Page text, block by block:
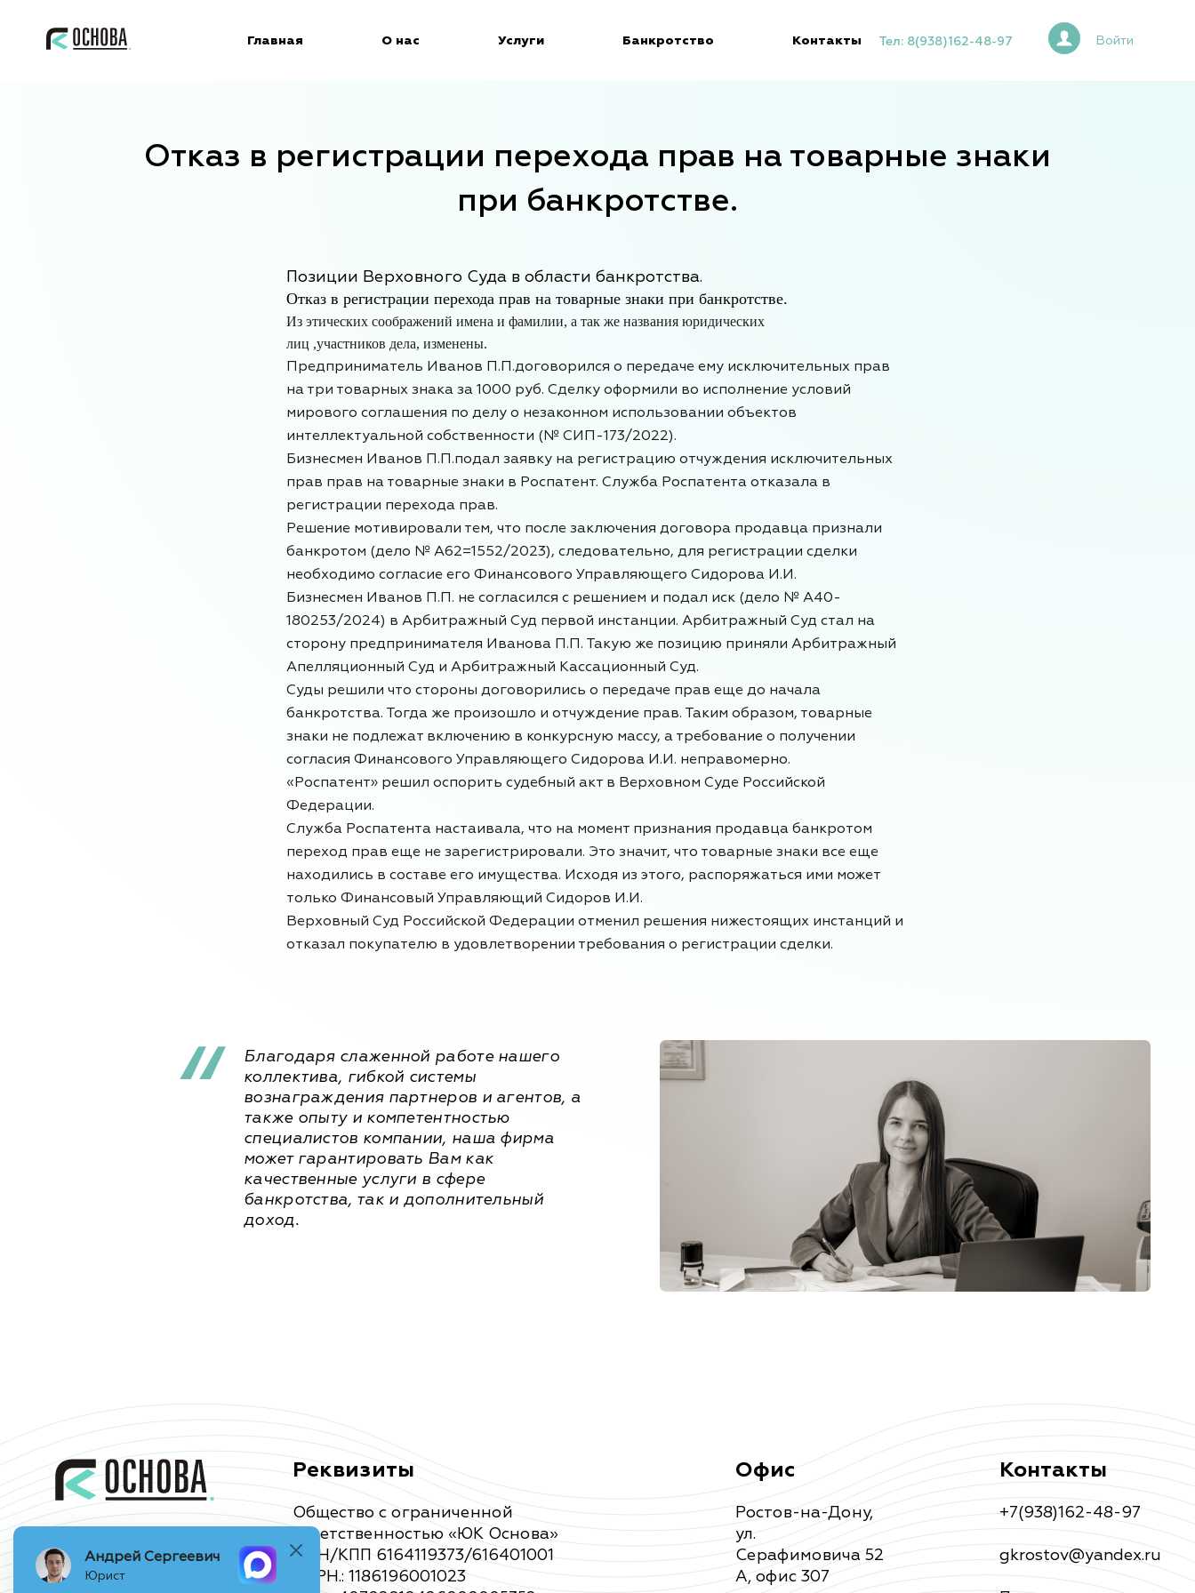
Главная О нас Услуги Банкротство Контакты Тел: 8(938)162-48-97 Войти
Отказ в регистрации перехода прав на товарные знаки
при банкротстве.
Позиции Верховного Суда в области банкротства.
Отказ в регистрации перехода прав на товарные знаки при банкротстве.
Из этических соображений имена и фамилии, а так же названия юридических
лиц ,участников дела, изменены.
Предприниматель Иванов П.П.договорился о передаче ему исключительных прав
на три товарных знака за 1000 руб. Сделку оформили во исполнение условий
мирового соглашения по делу о незаконном использовании объектов
интеллектуальной собственности (№ СИП-173/2022).
Бизнесмен Иванов П.П.подал заявку на регистрацию отчуждения исключительных
прав прав на товарные знаки в Роспатент. Служба Роспатента отказала в
регистрации перехода прав.
Решение мотивировали тем, что после заключения договора продавца признали
банкротом (дело № А62=1552/2023), следовательно, для регистрации сделки
необходимо согласие его Финансового Управляющего Сидорова И.И.
Бизнесмен Иванов П.П. не согласился с решением и подал иск (дело № А40-
180253/2024) в Арбитражный Суд первой инстанции. Арбитражный Суд стал на
сторону предпринимателя Иванова П.П. Такую же позицию приняли Арбитражный
Апелляционный Суд и Арбитражный Кассационный Суд.
Суды решили что стороны договорились о передаче прав еще до начала
банкротства. Тогда же произошло и отчуждение прав. Таким образом, товарные
знаки не подлежат включению в конкурсную массу, а требование о получении
согласия Финансового Управляющего Сидорова И.И. неправомерно.
«Роспатент» решил оспорить судебный акт в Верховном Суде Российской
Федерации.
Служба Роспатента настаивала, что на момент признания продавца банкротом
переход прав еще не зарегистрировали. Это значит, что товарные знаки все еще
находились в составе его имущества. Исходя из этого, распоряжаться ими может
только Финансовый Управляющий Сидоров И.И.
Верховный Суд Российской Федерации отменил решения нижестоящих инстанций и
отказал покупателю в удовлетворении требования о регистрации сделки.
Благодаря слаженной работе нашего
коллектива, гибкой системы
вознаграждения партнеров и агентов, а
также опыту и компетентностью
специалистов компании, наша фирма
может гарантировать Вам как
качественные услуги в сфере
банкротства, так и дополнительный
доход.
Реквизиты
Общество с ограниченной
ответственностью «ЮК Основа»
ИНН/КПП 6164119373/616401001
ОГРН.: 1186196001023
Офис
Ростов-на-Дону,
ул.
Серафимовича 52
А, офис 307
Контакты
+7(938)162-48-97
gkrostov@yandex.ru
Андрей Сергеевич
Юрист